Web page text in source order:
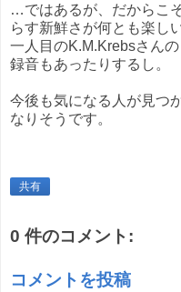
…ではあるが、だからこ
らす新鮮さが何とも楽し
一人目のK.M.Krebsさん
録音もあったりするし。
今後も気になる人が見つ
なりそうです。
共有
0 件のコメント:
コメントを投稿